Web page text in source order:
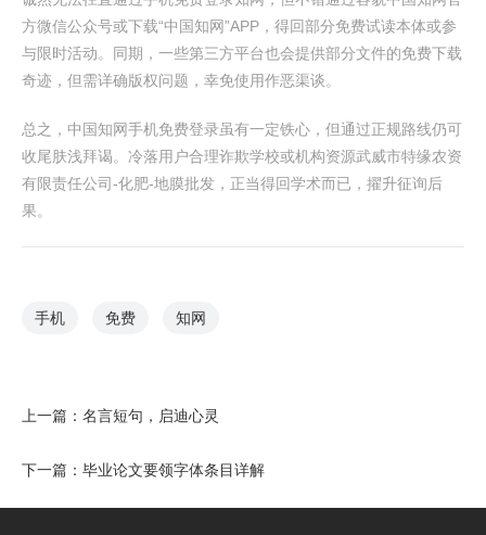
方微信公众号或下载“中国知网”APP，得回部分免费试读本体或参
与限时活动。同期，一些第三方平台也会提供部分文件的免费下载
奇迹，但需详确版权问题，幸免使用作恶渠谈。
总之，中国知网手机免费登录虽有一定铁心，但通过正规路线仍可
收尾肤浅拜谒。冷落用户合理诈欺学校或机构资源武威市特缘农资
有限责任公司-化肥-地膜批发，正当得回学术而已，擢升征询后
果。
手机 免费 知网
上一篇： 名言短句，启迪心灵
下一篇： 毕业论文要领字体条目详解